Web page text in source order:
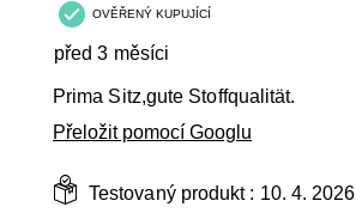
OVĚŘENÝ KUPUJÍCÍ
před 3 měsíci
Prima Sitz,gute Stoffqualität.
Přeložit pomocí Googlu
Testovaný produkt : 10. 4. 2026